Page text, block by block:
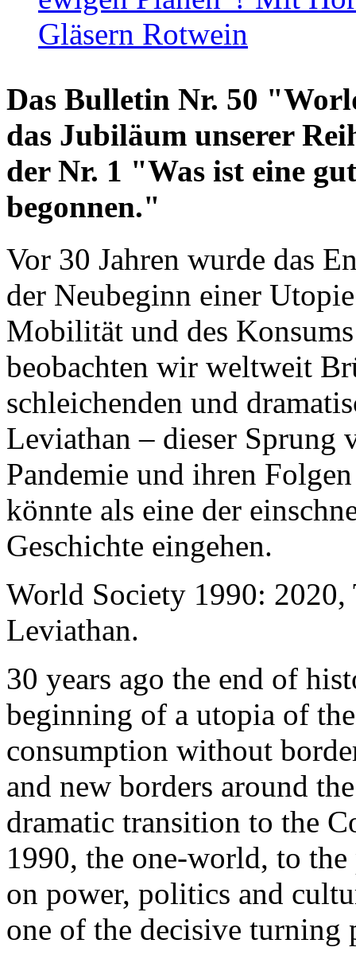
Gläsern Rotwein
Das Bulletin Nr. 50
das Jubiläum unserer
der Nr. 1 "Was ist eine
begonnen."
Vor 30 Jahren wurde das
der Neubeginn einer
Mobilität und des
beobachten wir weltweit
schleichenden und
Leviathan – dieser Sprung
Pandemie und ihren
könnte als eine der
Geschichte eingehen.
World Society 1990: 2020,
Leviathan.
30 years ago the end of
beginning of a utopia of
consumption without
and new borders around
dramatic transition to the
1990, the one-world, to the
on power, politics and
one of the decisive turning